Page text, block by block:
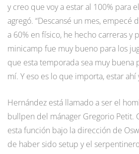
y creo que voy a estar al 100% para
agregó. “Descansé un mes, empecé
a 60% en físico, he hecho carreras y
minicamp fue muy bueno para los
que esta temporada sea muy buena
mí. Y eso es lo que importa, estar ahí
Hernández está llamado a ser el
bullpen del mánager Gregorio Petit.
esta función bajo la dirección de
de haber sido setup y el